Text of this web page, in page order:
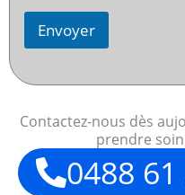
Envoyer
Contactez-nous dès
prendre
0488